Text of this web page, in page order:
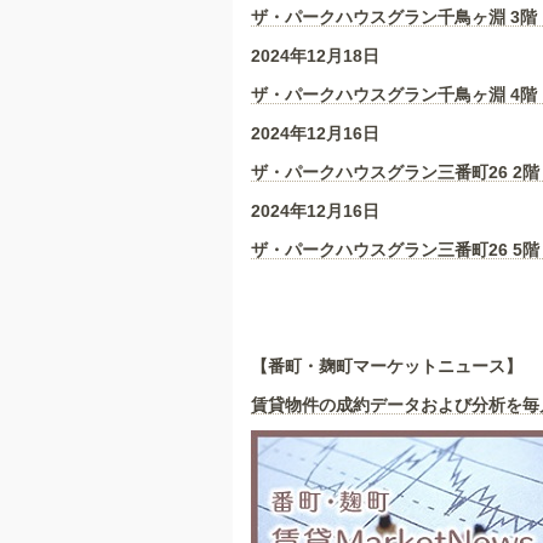
ザ・パークハウスグラン千鳥ヶ淵 3階
2024年12月18日
ザ・パークハウスグラン千鳥ヶ淵 4階
2024年12月16日
ザ・パークハウスグラン三番町26 2階
2024年12月16日
ザ・パークハウスグラン三番町26 5
【番町・麹町マーケットニュース】
賃貸物件の成約データおよび分析を